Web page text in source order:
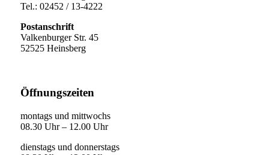
Tel.: 02452 / 13-4222
Postanschrift
Valkenburger Str. 45
52525 Heinsberg
Öffnungszeiten
montags und mittwochs
08.30 Uhr – 12.00 Uhr
dienstags und donnerstags